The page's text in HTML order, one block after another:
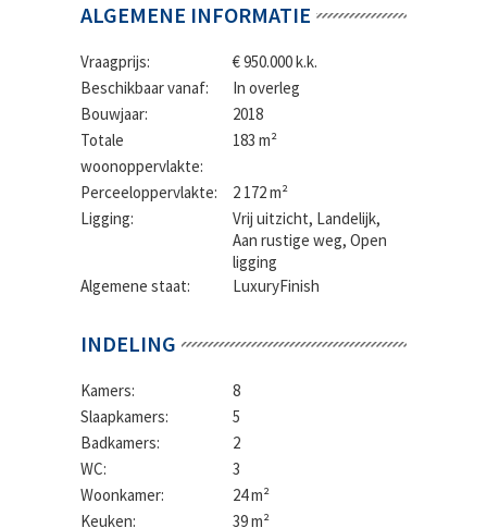
ALGEMENE INFORMATIE
Vraagprijs:
€ 950.000 k.k.
Beschikbaar vanaf:
In overleg
Bouwjaar:
2018
Totale
woonoppervlakte:
183 m²
Perceeloppervlakte:
2 172 m²
Ligging:
Vrij uitzicht, Landelijk,
Aan rustige weg, Open
ligging
Algemene staat:
LuxuryFinish
INDELING
Kamers:
8
Slaapkamers:
5
Badkamers:
2
WC:
3
Woonkamer:
24 m²
Keuken:
39 m²